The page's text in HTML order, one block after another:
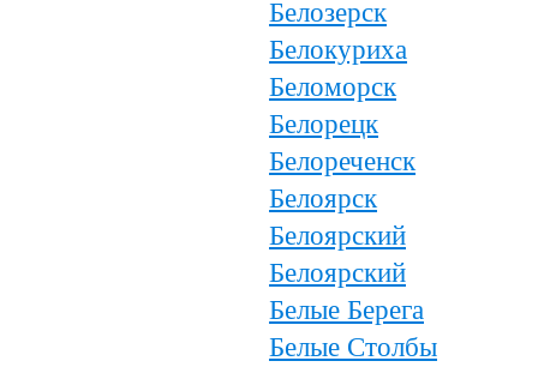
Белозерск
Белокуриха
Беломорск
Белорецк
Белореченск
Белоярск
Белоярский
Белоярский
Белые Берега
Белые Столбы